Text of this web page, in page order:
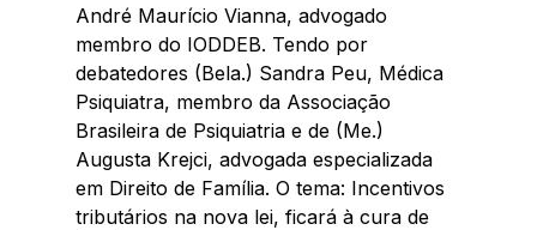
André Maurício Vianna, advogado
membro do IODDEB. Tendo por
debatedores (Bela.) Sandra Peu, Médica
Psiquiatra, membro da Associação
Brasileira de Psiquiatria e de (Me.)
Augusta Krejci, advogada especializada
em Direito de Família. O tema: Incentivos
tributários na nova lei, ficará à cura de